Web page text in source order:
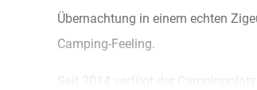
Übernachtung in einem echten
Camping-Feeling.
Seit 2014 verfügt der